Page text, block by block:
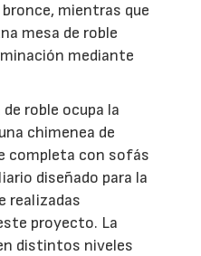
mientras que
mesa de roble
mediante
roble ocupa la
chimenea de
completa con sofás
diseñado para la
realizadas
proyecto. La
distintos niveles